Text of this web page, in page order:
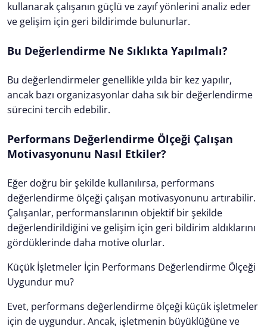
kullanarak çalışanın güçlü ve zayıf yönlerini analiz eder
ve gelişim için geri bildirimde bulunurlar.
Bu Değerlendirme Ne Sıklıkta Yapılmalı?
Bu değerlendirmeler genellikle yılda bir kez yapılır,
ancak bazı organizasyonlar daha sık bir değerlendirme
sürecini tercih edebilir.
Performans Değerlendirme Ölçeği Çalışan
Motivasyonunu Nasıl Etkiler?
Eğer doğru bir şekilde kullanılırsa, performans
değerlendirme ölçeği çalışan motivasyonunu artırabilir.
Çalışanlar, performanslarının objektif bir şekilde
değerlendirildiğini ve gelişim için geri bildirim aldıklarını
gördüklerinde daha motive olurlar.
Küçük İşletmeler İçin Performans Değerlendirme Ölçeği
Uygundur mu?
Evet, performans değerlendirme ölçeği küçük işletmeler
için de uygundur. Ancak, işletmenin büyüklüğüne ve